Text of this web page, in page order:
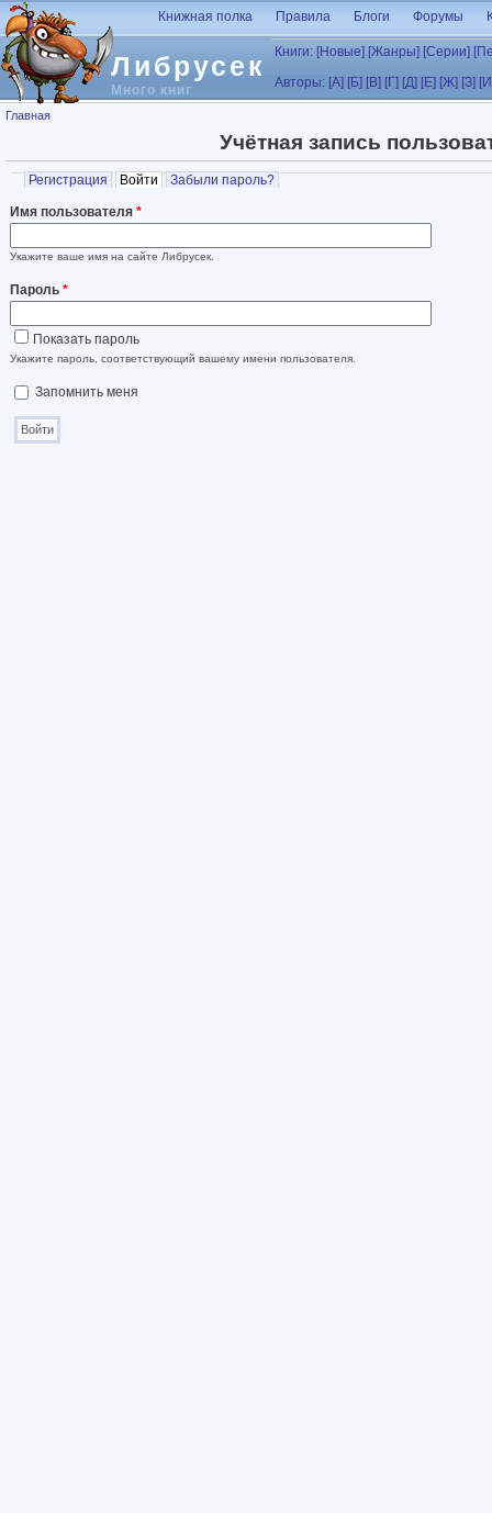
Перейти к основному содержанию
Либрусек
Много книг
Книжная полка Правила Блоги Форумы
Книги: [Новые] [Жанры] [Серии]
Авторы: [А] [Б] [В] [Г] [Д] [Е] [Ж] [З]
Вы здесь
Главная
Учётная запись
Главные вкладки
Регистрация Войти (активная вкладка)
Забыли пароль?
Имя пользователя *
Укажите ваше имя на сайте Либрусек.
Пароль *
Показать пароль
Укажите пароль, соответствующий вашему имени пользователя.
Запомнить меня